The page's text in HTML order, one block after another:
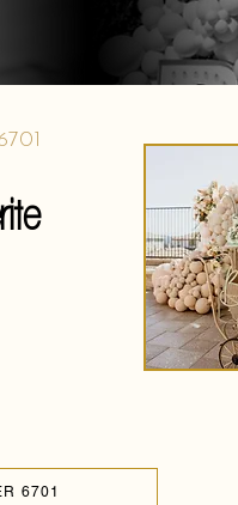
6701